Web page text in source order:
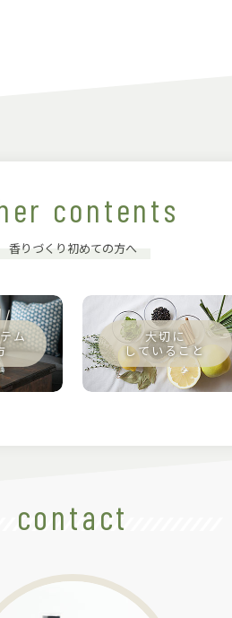
contents
香りづくり初めての方へ
contact